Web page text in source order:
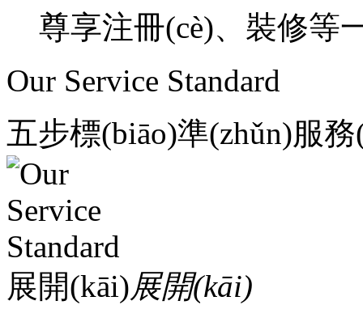
尊享注冊(cè)、裝修等
Our Service Standard
五步標(biāo)準(zhǔn)服
展開(kāi)展開(kāi)